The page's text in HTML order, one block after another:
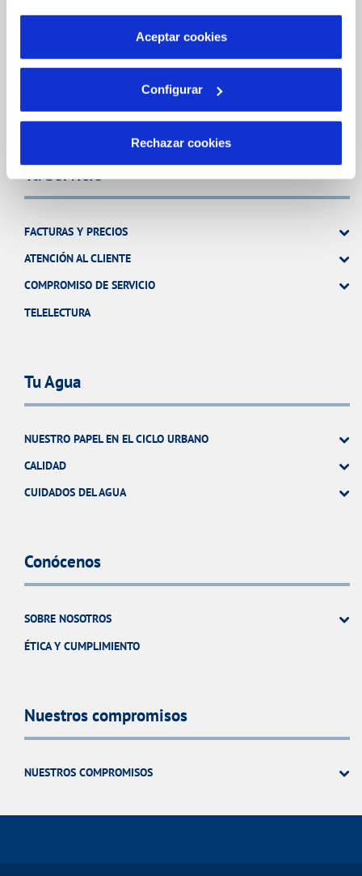
son indispensables para que el sitio web funcione y que
por tanto no se pueden desactivar. Puedes consultar
Aceptar cookies
Configurar
Rechazar cookies
Tu Servicio
FACTURAS Y PRECIOS
ATENCIÓN AL CLIENTE
COMPROMISO DE SERVICIO
TELELECTURA
Tu Agua
NUESTRO PAPEL EN EL CICLO URBANO
CALIDAD
CUIDADOS DEL AGUA
Conócenos
SOBRE NOSOTROS
ÉTICA Y CUMPLIMIENTO
Nuestros compromisos
NUESTROS COMPROMISOS